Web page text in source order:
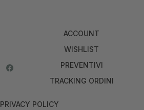
ACCOUNT
WISHLIST
PREVENTIVI
TRACKING ORDINI
PRIVACY POLICY